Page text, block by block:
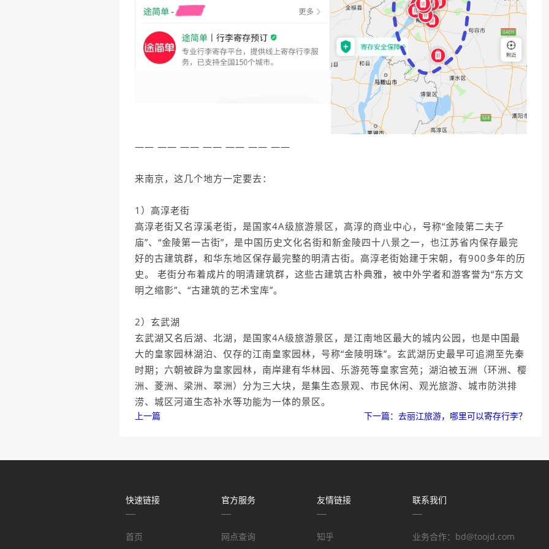
—— —— —— —— —— —— ——
来南京，这几个地方一定要去：
1）高淳老街
高淳老街又名淳溪老街，是国家4A级旅游景区，高淳的商业中心，号称“金陵第二夫子
庙”、“金陵第一古街”，是中国历史文化名街和新金陵四十八景之一，也江苏省内保存最完
好的古建筑群，和华东地区保存最完整的明清古街。高淳老街始建于宋朝，有900多年的历
史。 老街分布着成片的明清建筑群，这些古建筑古朴典雅，被中外学者和游客誉为“东方文
明之缩影”、“古建筑的艺术宝库”。
2）玄武湖
玄武湖又名后湖、北湖，是国家4A级旅游景区，是江南地区最大的城内公园，也是中国最
大的皇家园林湖泊、仅存的江南皇家园林，号称“金陵明珠”。玄武湖历史最早可追溯至先秦
时期；六朝被辟为皇家园林，南岸建有华林园、乐游苑等皇家宫苑；湖泊被五洲（环洲、樱
洲、菱洲、梁洲、翠洲）分为三大块，是集生态景观、市民休闲、观光旅游、城市防洪排
涝、城区河道生态补水等功能为一体的景区。
上一篇 下一篇：去丽江旅游，哪里可以寄存行李？
快速链接
首页
官方服务
网点查询
友情链接
知乎
联系我们
业务合作：bd@toojd.com